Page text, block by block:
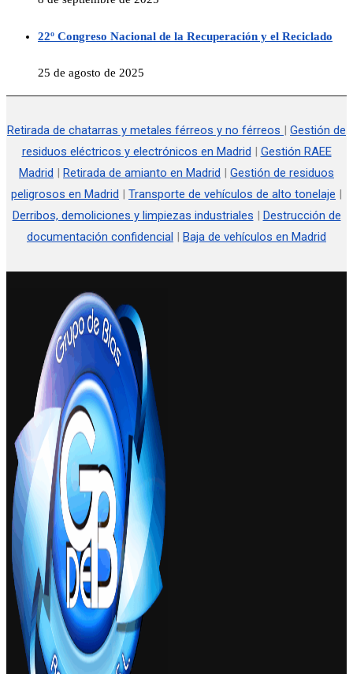
22º Congreso Nacional de la Recuperación y el Reciclado
25 de agosto de 2025
Retirada de chatarras y metales férreos y no férreos
Gestión de
residuos eléctricos y electrónicos en Madrid
Gestión RAEE
Madrid
Retirada de amianto en Madrid
Gestión de residuos
peligrosos en Madrid
Transporte de vehículos de alto tonelaje
Derribos, demoliciones y limpiezas industriales
Destrucción de
documentación confidencial
Baja de vehículos en Madrid